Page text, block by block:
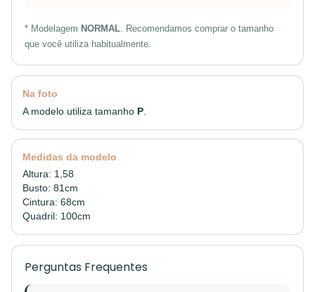
* Modelagem NORMAL. Recomendamos comprar o tamanho
que você utiliza habitualmente.
Na foto
A modelo utiliza tamanho P
Medidas da modelo
Altura: 1,58
Busto: 81cm
Cintura: 68cm
Quadril: 100cm
Perguntas Frequentes